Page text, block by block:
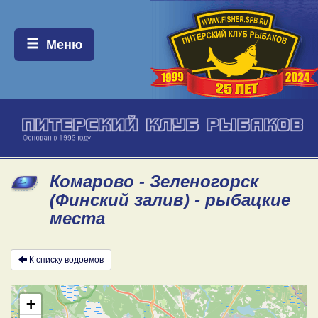
Меню:
Меню
Комарово - Зеленогорск
(Финский залив) - рыбацкие
места
К списку водоемов
+